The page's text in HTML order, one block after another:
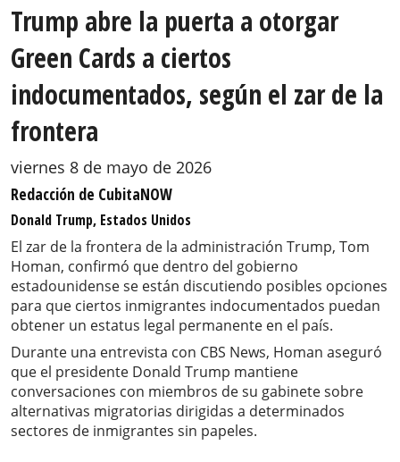
Trump abre la puerta a otorgar
Green Cards a ciertos
indocumentados, según el zar de la
frontera
viernes 8 de mayo de 2026
Redacción de CubitaNOW
Donald Trump, Estados Unidos
El zar de la frontera de la administración Trump, Tom
Homan, confirmó que dentro del gobierno
estadounidense se están discutiendo posibles opciones
para que ciertos inmigrantes indocumentados puedan
obtener un estatus legal permanente en el país.
Durante una entrevista con CBS News, Homan aseguró
que el presidente Donald Trump mantiene
conversaciones con miembros de su gabinete sobre
alternativas migratorias dirigidas a determinados
sectores de inmigrantes sin papeles.